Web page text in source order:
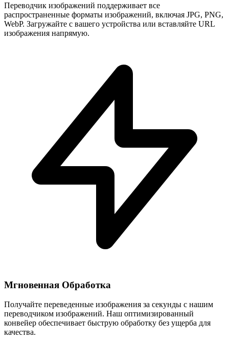
Переводчик изображений поддерживает все
распространенные форматы изображений, включая JPG, PNG,
WebP. Загружайте с вашего устройства или вставляйте URL
изображения напрямую.
Мгновенная Обработка
Получайте переведенные изображения за секунды с нашим
переводчиком изображений. Наш оптимизированный
конвейер обеспечивает быструю обработку без ущерба для
качества.